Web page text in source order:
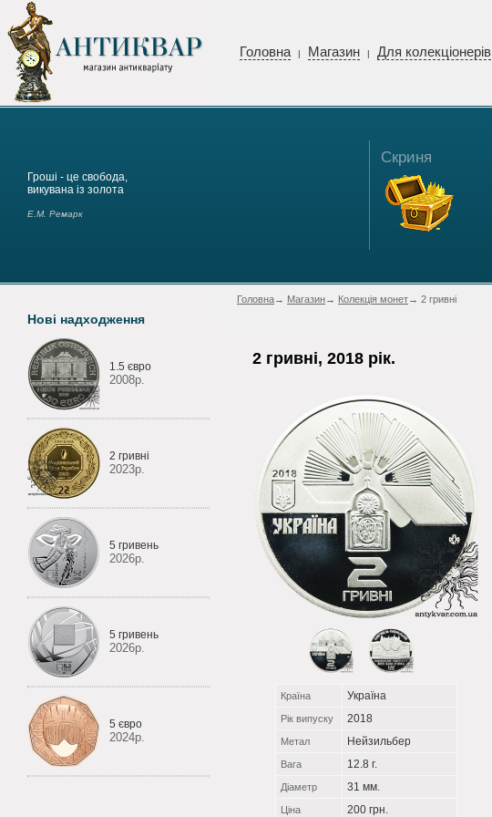
Головна | Магазин | Для колекціонерів
Гроші - це свобода,
викувана із золота
Е.М. Ремарк
Скриня
Нові надходження
1.5 євро
2008р.
2 гривні
2023р.
5 гривень
2026р.
5 гривень
2026р.
5 євро
2024р.
Головна→ Магазин→ Колекція монет→ 2 гривні
2 гривні, 2018 рік.
Країна Україна
Рік випуску 2018
Метал Нейзильбер
Вага 12.8 г.
Діаметр 31 мм.
Ціна 200 грн.